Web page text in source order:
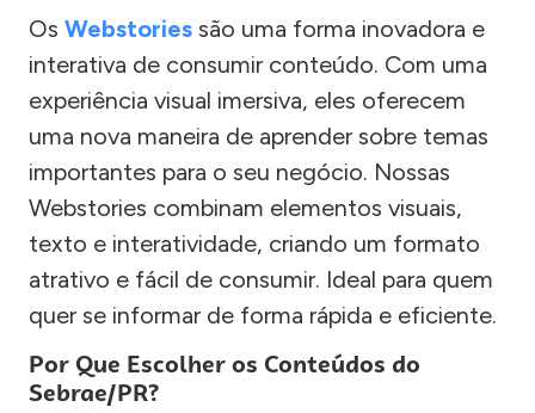
Os Webstories são uma forma inovadora e
interativa de consumir conteúdo. Com uma
experiência visual imersiva, eles oferecem
uma nova maneira de aprender sobre temas
importantes para o seu negócio. Nossas
Webstories combinam elementos visuais,
texto e interatividade, criando um formato
atrativo e fácil de consumir. Ideal para quem
quer se informar de forma rápida e eficiente.
Por Que Escolher os Conteúdos do
Sebrae/PR?